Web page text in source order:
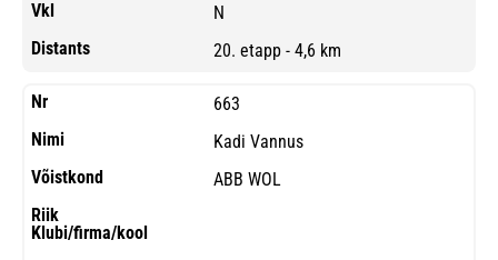
N
20. etapp - 4,6 km
663
Kadi Vannus
ABB WOL